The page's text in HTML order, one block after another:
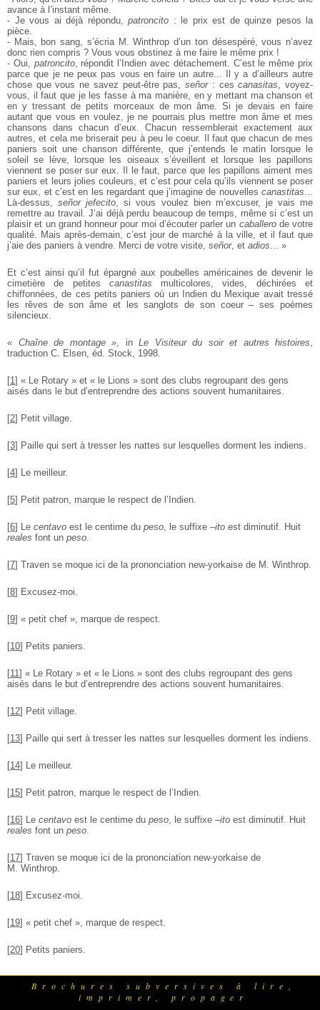
avance à l’instant même.
- Je vous ai déjà répondu, patroncito : le prix est de quinze pesos la
pièce.
- Mais, bon sang, s’écria M. Winthrop d’un ton désespéré, vous n’avez
donc rien compris ? Vous vous obstinez à me faire le même prix !
- Oui, patroncito, répondit l’Indien avec détachement. C’est le même prix
parce que je ne peux pas vous en faire un autre... Il y a d’ailleurs autre
chose que vous ne savez peut-être pas,señor: cescanasitas, voyez-
vous, il faut que je les fasse à ma manière, en y mettant ma chanson et
en y tressant de petits morceaux de mon âme. Si je devais en faire
autant que vous en voulez, je ne pourrais plus mettre mon âme et mes
chansons dans chacun d’eux. Chacun ressemblerait exactement aux
autres, et cela me briserait peu à peu le coeur. Il faut que chacun de mes
paniers soit une chanson différente, que j’entends le matin lorsque le
soleil se lève, lorsque les oiseaux s’éveillent et lorsque les papillons
viennent se poser sur eux. Il le faut, parce que les papillons aiment mes
paniers et leurs jolies couleurs, et c’est pour cela qu’ils viennent se poser
sur eux, et c’est en les regardant que j’imagine de nouvelles canastitas...
Là-dessus,señor jefecito, si vous voulez bien m’excuser, je vais me
remettre au travail. J’ai déjà perdu beaucoup de temps, même si c’est un
plaisir et un grand honneur pour moi d’écouter parler un caballerode votre
qualité. Mais après-demain, c’est jour de marché à la ville, et il faut que
j’aie des paniers à vendre. Merci de votre visite, señor, et adios... »
Et c’est ainsi qu’il fut épargné aux poubelles américaines de devenir le
cimetière de petites canastitas multicolores, vides, déchirées et
chiffonnées, de ces petits paniers où un Indien du Mexique avait tressé
les rêves de son âme et les sanglots de son coeur – ses poèmes
silencieux.
« Chaîne de montage », in Le Visiteur du soir et autres histoires,
traduction C. Elsen, éd. Stock, 1998.
[1] « Le Rotary » et « le Lions » sont des clubs regroupant des gens
aisés dans le but d’entreprendre des actions souvent humanitaires.
[2] Petit village.
[3] Paille qui sert à tresser les nattes sur lesquelles dorment les indiens.
[4] Le meilleur.
[5] Petit patron, marque le respect de l’Indien.
[6] Le centavo est le centime du peso, le suffixe –ito est diminutif. Huit
reales font un peso.
[7] Traven se moque ici de la prononciation new-yorkaise de M. Winthrop.
[8] Excusez-moi.
[9] « petit chef », marque de respect.
[10] Petits paniers.
[11] « Le Rotary » et « le Lions » sont des clubs regroupant des gens
aisés dans le but d’entreprendre des actions souvent humanitaires.
[12] Petit village.
[13] Paille qui sert à tresser les nattes sur lesquelles dorment les indiens.
[14] Le meilleur.
[15] Petit patron, marque le respect de l’Indien.
[16] Le centavo est le centime du peso, le suffixe –ito est diminutif. Huit
reales font un peso.
[17] Traven se moque ici de la prononciation new-yorkaise de
M. Winthrop.
[18] Excusez-moi.
[19] « petit chef », marque de respect.
[20] Petits paniers.
Brochures subversives à lire,
imprimer, propager